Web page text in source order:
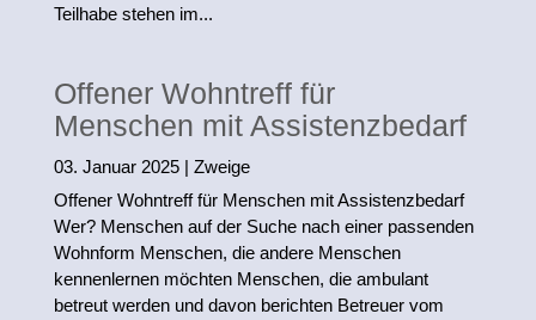
Teilhabe stehen im...
Offener Wohntreff für
Menschen mit Assistenzbedarf
03. Januar 2025| Zweige
Offener Wohntreff für Menschen mit Assistenzbedarf
Wer? Menschen auf der Suche nach einer passenden
Wohnform Menschen, die andere Menschen
kennenlernen möchten Menschen, die ambulant
betreut werden und davon berichten Betreuer vom